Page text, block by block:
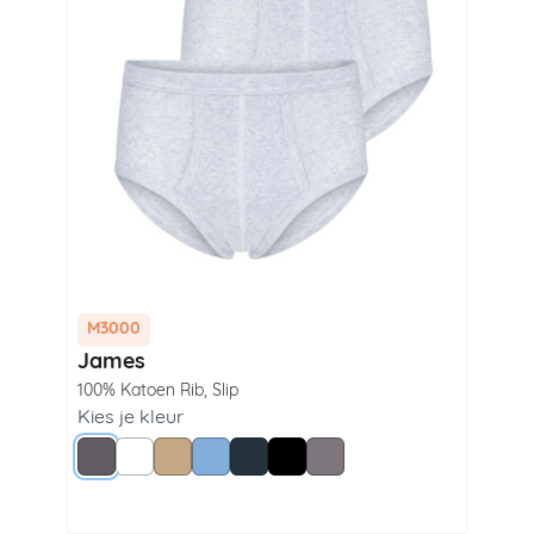
M3000
James
100% Katoen Rib, Slip
Kies je kleur